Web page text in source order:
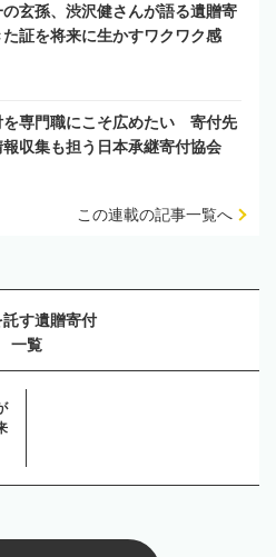
玄孫、渋沢健さんが語る遺贈寄
証を将来に生かすワクワク感
を専門職にこそ広めたい 寄付先
報収集も担う日本承継寄付協会
この連載の記事一覧へ
す遺贈寄付
一覧